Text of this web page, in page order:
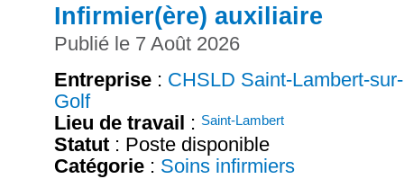
Infirmier(ère) auxiliaire
Publié le 7 Août 2026
Entreprise : CHSLD Saint-Lambert-
Golf
Lieu de travail : Saint-Lambert
Statut : Poste disponible
Catégorie : Soins infirmiers